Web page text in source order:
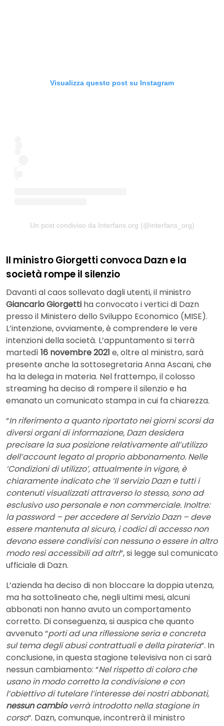
Visualizza questo post su Instagram
Un post condiviso da Interfans.org (@interfans_org)
Il ministro Giorgetti convoca Dazn e la
società rompe il silenzio
Davanti al caos sollevato dagli utenti, il ministro
Giancarlo Giorgetti ha convocato i vertici di Dazn
presso il Ministero dello Sviluppo Economico (MISE).
L’intenzione, ovviamente, è comprendere le vere
intenzioni della società. L’appuntamento si terrà
martedì16 novembre 2021 e, oltre al ministro, sarà
presente anche la sottosegretaria Anna Ascani, che
ha la delega in materia. Nel frattempo, il colosso
streaming ha deciso di rompere il silenzio e ha
emanato un comunicato stampa in cui fa chiarezza.
“In riferimento a quanto riportato nei giorni scorsi da
diversi organi di informazione, Dazn desidera
precisare la sua posizione relativamente all’utilizzo
dell’account legato al proprio abbonamento. Nelle
‘Condizioni di utilizzo’, attualmente in vigore, è
chiaramente indicato che ‘Il servizio Dazn e tutti i
contenuti visualizzati attraverso lo stesso, sono ad
esclusivo uso personale e non commerciale. Inoltre:
la password – per accedere al Servizio Dazn – deve
essere mantenuta al sicuro, i codici di accesso non
devono essere condivisi con nessuno o essere in altro
modo resi accessibili ad altri“, si legge sul comunicato
ufficiale di Dazn.
L’azienda ha deciso di non bloccare la doppia utenza,
ma ha sottolineato che, negli ultimi mesi, alcuni
abbonati non hanno avuto un comportamento
corretto. Di conseguenza, si auspica che quanto
avvenuto “porti ad una riflessione seria e concreta
sul tema degli abusi contrattuali e della pirateria“. In
conclusione, in questa stagione televisiva non ci sarà
nessun cambiamento: “Nel rispetto di coloro che
usano in modo corretto la condivisione e con
l’obiettivo di tutelare l’interesse dei nostri abbonati,
nessun cambioverrà introdotto nella stagione in
corso“. Dazn, comunque, incontrerà il ministro